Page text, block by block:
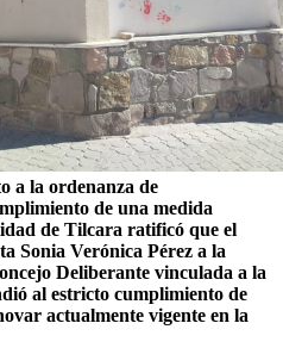
a la ordenanza de
de una medida
de Tilcara ratificó que el
Sonia Verónica Pérez a la
Deliberante vinculada a la
al estricto cumplimiento de
actualmente vigente en la